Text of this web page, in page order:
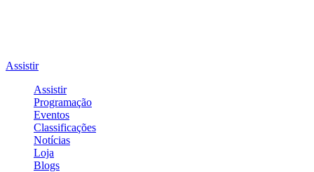
Assistir
Assistir
Programação
Eventos
Classificações
Notícias
Loja
Blogs